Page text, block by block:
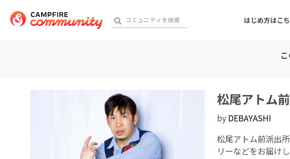
はじめ方はこ
アート・写真 音楽
テクノロジー・ガジェット
ゲーム・サ
松尾アトム
by DEBAYASHI
松尾アトム前派出
リーなどをお届けし